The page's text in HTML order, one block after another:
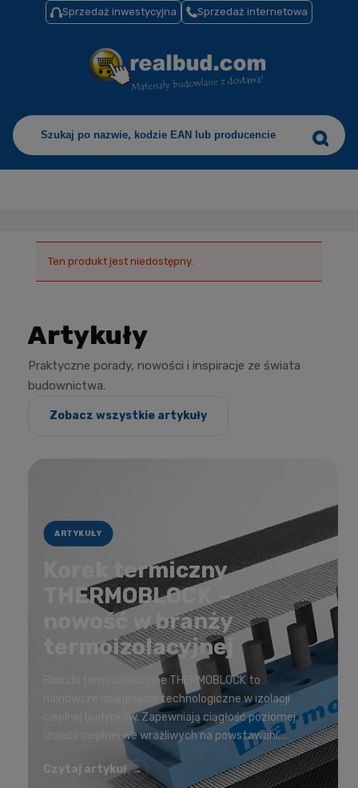
Sprzedaż inwestycyjna Sprzedaż internetowa
Ten produkt jest niedostępny.
Artykuły
Praktyczne porady, nowości i inspiracje ze świata
budownictwa.
Zobacz wszystkie artykuły
ARTYKUŁY
Korek termiczny
THERMOBLOCK –
nowość w branży
termoizolacyjnej
Bloczki termoizolacyjne THERMOBLOCK to
najnowsze osiągnięcie technologiczne w izolacji
cieplnej budynków. Zapewniają ciągłość poziomej
izolacji cieplnej we wrażliwych na powstawani...
Czytaj artykuł →